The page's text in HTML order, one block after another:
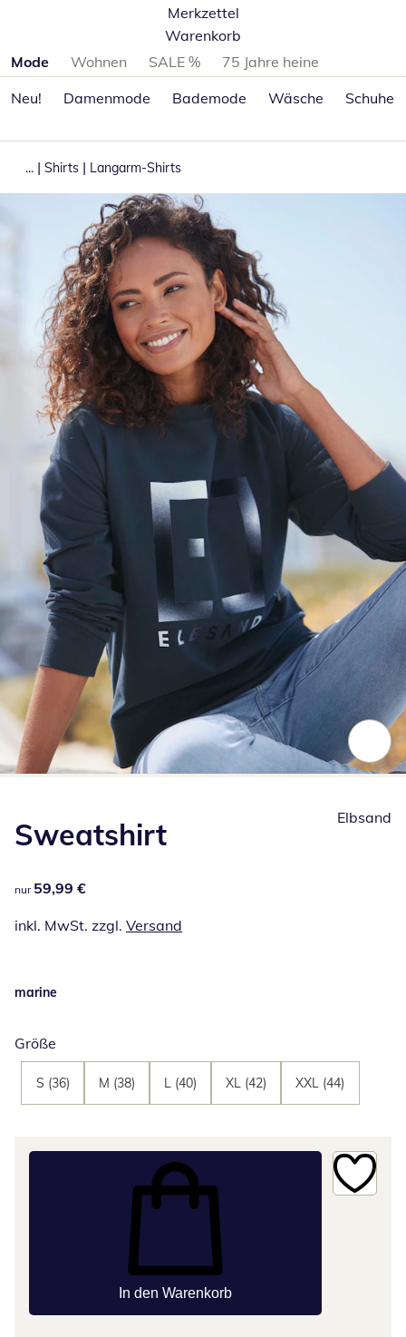
Merkzettel
Warenkorb
Produktkategorien überspringen
Mode Wohnen SALE %
75 Jahre heine
Neu!
Damenmode Bademode Wäsche Schuhe
... | Shirts | Langarm-Shirts
Sweatshirt
59,99 €
nur 59,99 €
inkl. MwSt. zzgl. Versand
Elbsand
marine
Größe
S (36) M (38) L (40) XL (42) XXL (44)
In den Warenkorb